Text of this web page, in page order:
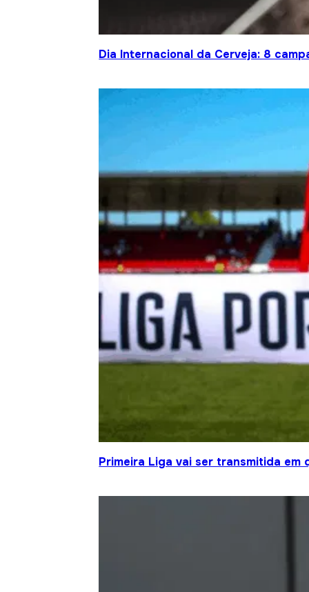
Dia Internacional da Cerveja: 8
Primeira Liga vai ser transmitida